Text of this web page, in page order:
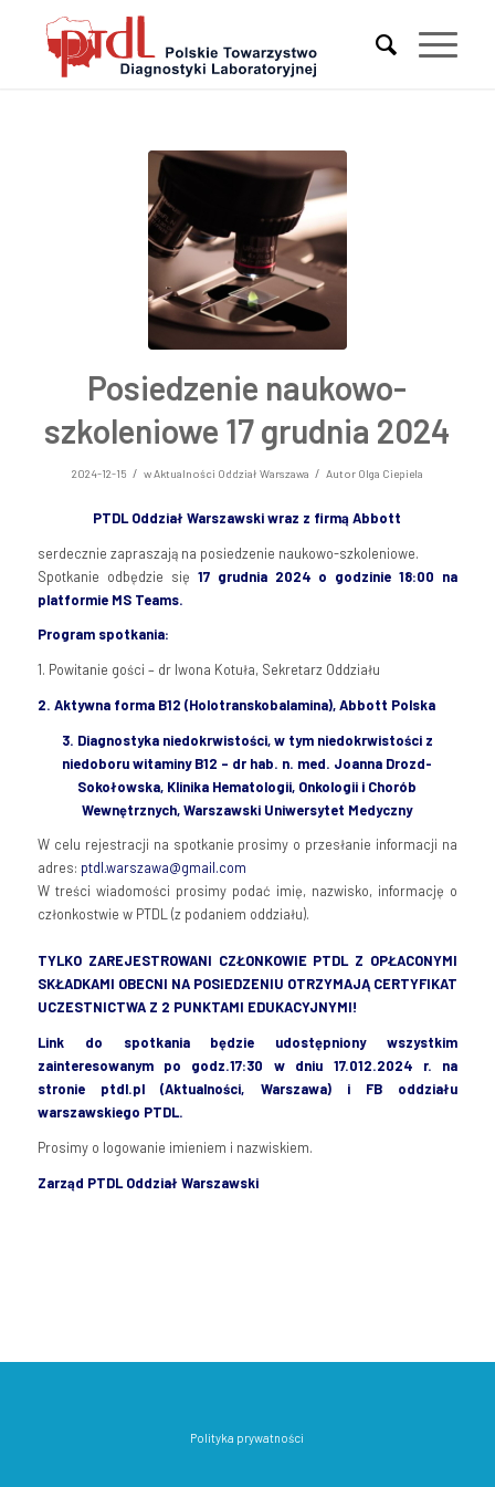
Posiedzenie naukowo-
szkoleniowe 17 grudnia 2024
2024-12-15 / wAktualności Oddział Warszawa / Autor Olga Ciepiela
PTDL Oddział Warszawski wraz z firmą Abbott
serdecznie zapraszają na posiedzenie naukowo-szkoleniowe.
Spotkanie odbędzie się 17 grudnia 2024 o godzinie 18:00 na
platformieMS Teams.
Program spotkania:
1. Powitanie gości – dr Iwona Kotuła, Sekretarz Oddziału
2. Aktywna forma B12 (Holotranskobalamina), Abbott Polska
3. Diagnostyka niedokrwistości, w tym niedokrwistości z
niedoboru witaminy B12 – dr hab. n. med. Joanna Drozd-
Sokołowska, Klinika Hematologii, Onkologii i Chorób
Wewnętrznych, Warszawski Uniwersytet Medyczny
W celu rejestracji na spotkanie prosimy o przesłanie informacji na
adres: ptdl.warszawa@gmail.com
W treści wiadomości prosimy podać imię, nazwisko, informację o
członkostwie w PTDL (z podaniem oddziału).
TYLKO ZAREJESTROWANI CZŁONKOWIE PTDL Z OPŁACONYMI
SKŁADKAMI OBECNI NA POSIEDZENIU OTRZYMAJĄ CERTYFIKAT
UCZESTNICTWA Z 2 PUNKTAMI EDUKACYJNYMI!
Link do spotkania będzie udostępniony
wszystkim
zainteresowanympo godz.17:30 w dniu 17.012.2024 r. na
stronieptdl.pl (Aktualności, Warszawa) iFB oddziału
warszawskiego PTDL.
Prosimy o logowanie imieniem i nazwiskiem.
Zarząd PTDL Oddział Warszawski
Polityka prywatności